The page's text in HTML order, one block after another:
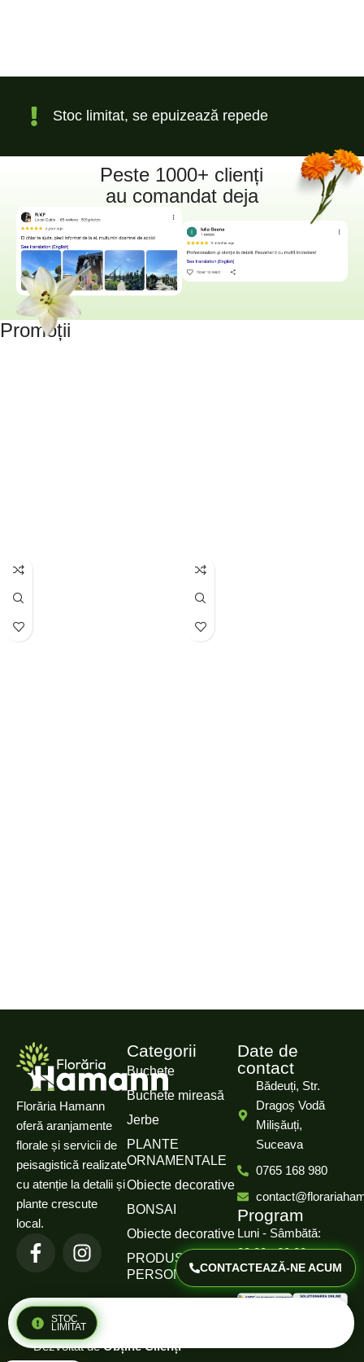
Stoc limitat, se epuizează repede
Peste 1000+ clienți
au comandat deja
Promoții
STOC
LIMITAT
Florăria Hamann
oferă aranjamente
florale și servicii de
peisagistică realizate
cu atenție la detalii și
plante crescute
local.
Categorii
Buchete
Buchete mireasă
Jerbe
PLANTE
ORNAMENTALE
Obiecte decorative
BONSAI
Obiecte decorative
PRODUSE
PERSONALIZATE
Date de
contact
Bădeuți, Str.
Dragoș Vodă
Milișăuți,
Suceava
0765 168 980
Program
Luni - Sâmbătă:
08:00 - 20:00
© 2025 Florăria Hamann.
Dezvoltat deObține Clienți
CONTACTEAZĂ-NE ACUM